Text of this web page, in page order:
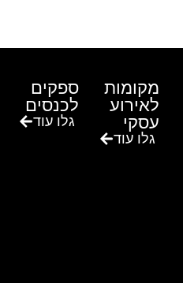
מקומות
לאירוע
עסקי
גלו עוד
ספקים
לכנסים
גלו עוד